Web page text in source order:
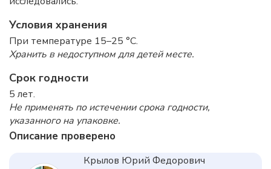
Условия хранения
При температуре 15–25 °C.
Хранить в недоступном для детей месте.
Срок годности
5 лет.
Не применять по истечении срока годности,
указанного на упаковке.
Описание проверено
Крылов Юрий Федорович